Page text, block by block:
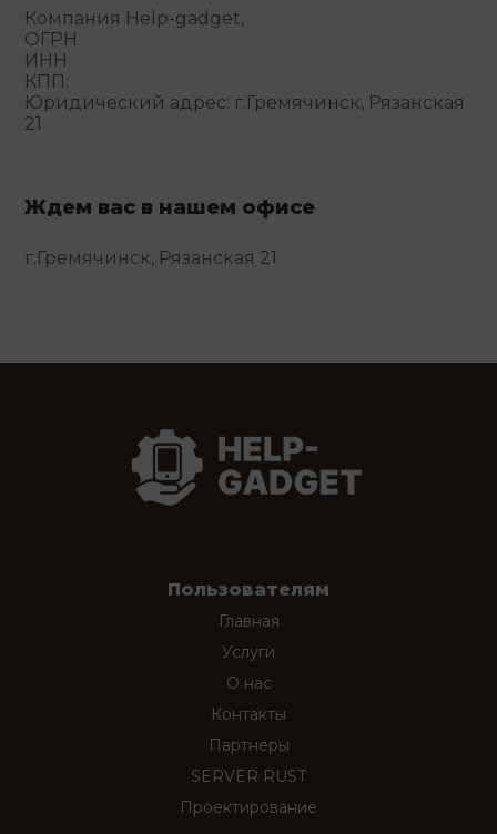
Компания Help-gadget,
ОГРН
ИНН
КПП:
Юридический адрес: г.Гремячинск, Рязанская
21
Ждем вас в нашем офисе
г.Гремячинск, Рязанская 21
Пользователям
Главная
Услуги
О нас
Контакты
Партнеры
SERVER RUST
Проектирование